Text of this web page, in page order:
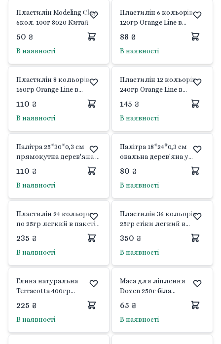
Пластилін Modeling Clay
6кол. 100г 8020 Китай
50 ₴
В наявності
Пластилін 6 кольорів
120гр Orange Line в
коробці 17*8*1,5см 540686
Yes
88 ₴
В наявності
Пластилін 8 кольорів
160гр Orange Line в
540687 Yes
110 ₴
В наявності
Пластилін 12 кольорів
240гр Orange Line в
540689 Yes
145 ₴
В наявності
Палітра 25*30*0,3 см
прямокутна дерев'яна у
Nation
110 ₴
В наявності
Палітра 18*24*0,3 см
овальна дерев'яна у
Nation
80 ₴
В наявності
Пластилін 24 кольори
по 25гр легкий в пакеті
235 ₴
В наявності
Пластилін 36 кольорів
25гр стіки легкий в
Josefotten
350 ₴
В наявності
Глина натуральна
Terracotta 400гр
коричнева 9124428 Milan
225 ₴
В наявності
Маса для ліплення
Dozen 250г біла
упаковці DSCN0664
Josefotten
65 ₴
В наявності